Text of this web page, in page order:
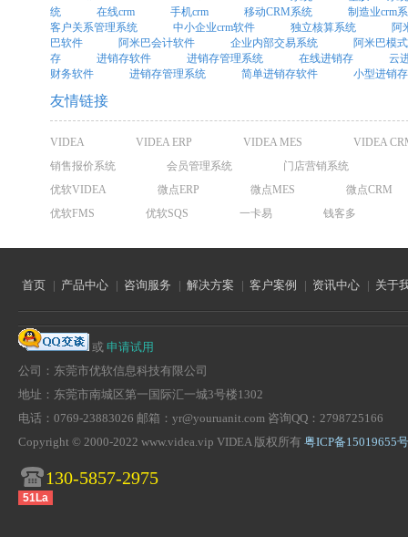
统
在线crm 手机crm 移动CRM系统
制造业crm
客户关系管理系统
中小企业crm软件 独立核算系统
阿
巴软件
阿米巴会计软件 企业内部交易系统
阿米巴模
存
进销存软件 进销存管理系统 在线进销存
云
财务软件
进销存管理系统 简单进销存软件 小型进销
友情链接
VIDEA VIDEA ERP VIDEA MES
VIDEA
销售报价系统
会员管理系统
门店营销系统
优软VIDEA
微点ERP 微点MES
微点CRM
优软FMS
优软SQS 一卡易 钱客多
首页 | 产品中心 | 咨询服务 | 解决方案 | 客户案例 | 资讯中心 | 关于
或 申请试用
公司：东莞市优软信息科技有限公司
地址：东莞市南城区第一国际汇一城3号楼1302
电话：0769-23883026 邮箱：yr@youruanit.com 咨询QQ：2798725166
Copyright © 2000-2022 www.videa.vip VIDEA 版权所有 粤ICP备15019655
130-5857-2975
51La